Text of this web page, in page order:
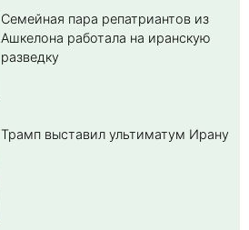
Семейная пара репатриантов из
Ашкелона работала на иранскую
разведку
Трамп выставил ультиматум Ирану